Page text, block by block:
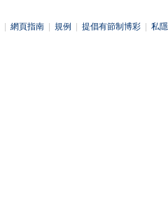
網頁指南 規例 提倡有節制博彩 私